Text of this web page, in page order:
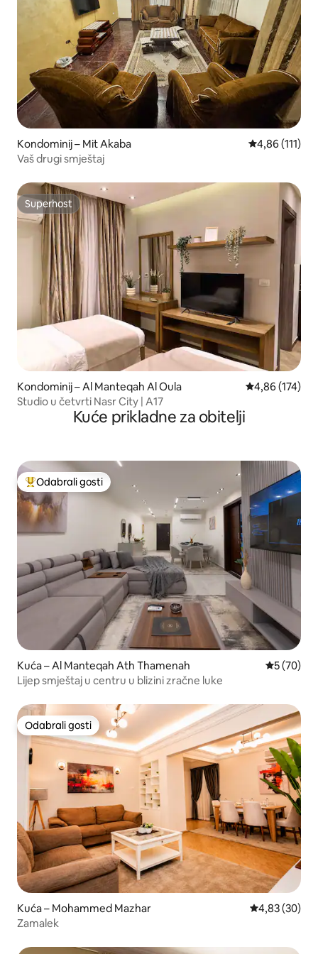
Kondominij – Mit Akaba Prosječna
4,86 (111)
Vaš drugi smještaj
Superhost
Superhost
Kondominij – Al Manteqah Al Oula Prosječna
4,86 (174)
Studio u četvrti Nasr City | A17
Kuće prikladne za obitelji
Među najviše rangiranima s oznakom „Odabrali gosti”
Odabrali gosti
Kuća – Al Manteqah Ath Thamenah Prosječna
5 (70)
Lijep smještaj u centru u blizini zračne luke
Odabrali gosti
Odabrali gosti
Kuća – Mohammed Mazhar Prosječna
4,83 (30)
Zamalek